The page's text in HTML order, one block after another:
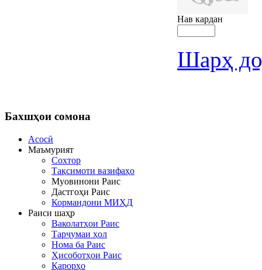
Нав кардан
Шарҳ
Бахшҳои сомона
Асосӣ
Маъмурият
Сохтор
Тақсимоти вазифаҳо
Муовинони Раис
Дастгоҳи Раис
Кормандони МИҲД
Раиси шаҳр
Ваколатҳои Раис
Тарҷумаи ҳол
Нома ба Раис
Ҳисоботҳои Раис
Қарорҳо